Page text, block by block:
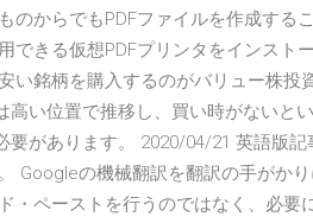
のからでもPDFファイルを作成する
できる仮想PDFプリンタをインスト
い銘柄を購入するのがバリュー株
高い位置で推移し、買い時がないと
要があります。 2020/04/21 英語版
Googleの機械翻訳を翻訳の手がか
・ペーストを行うのではなく、必要